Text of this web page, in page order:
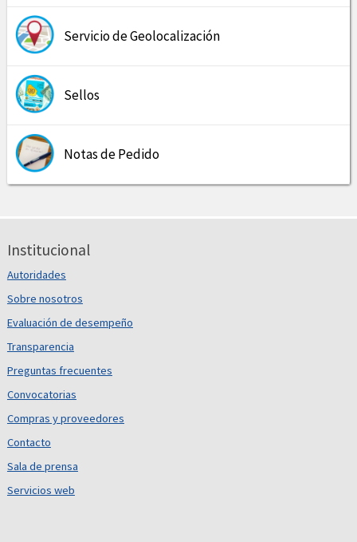
Servicio de Geolocalización
Sellos
Notas de Pedido
Institucional
Autoridades
Sobre nosotros
Evaluación de desempeño
Transparencia
Preguntas frecuentes
Convocatorias
Compras y proveedores
Contacto
Sala de prensa
Servicios web